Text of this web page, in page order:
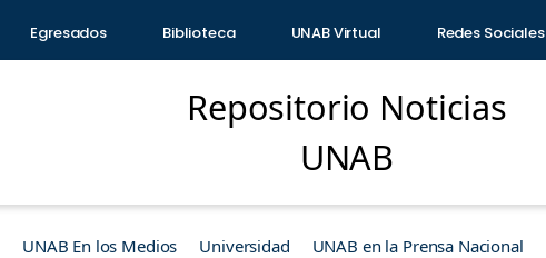
Egresados Biblioteca UNAB Virtual Redes Sociales
Repositorio Noticias
UNAB
UNAB En los Medios Universidad UNAB en la Prensa Nacional